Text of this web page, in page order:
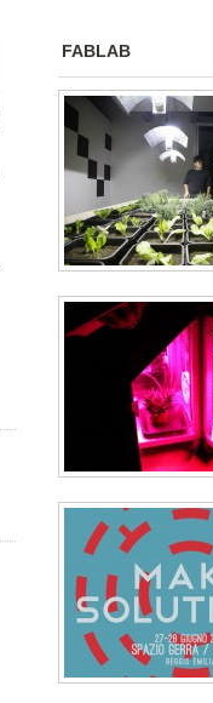
FABLAB